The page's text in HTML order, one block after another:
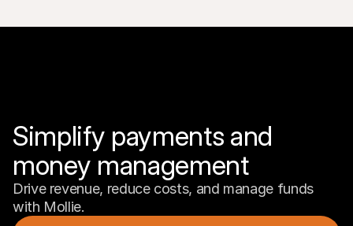
Simplify payments and
money management
Drive revenue, reduce costs, and manage funds
with Mollie.